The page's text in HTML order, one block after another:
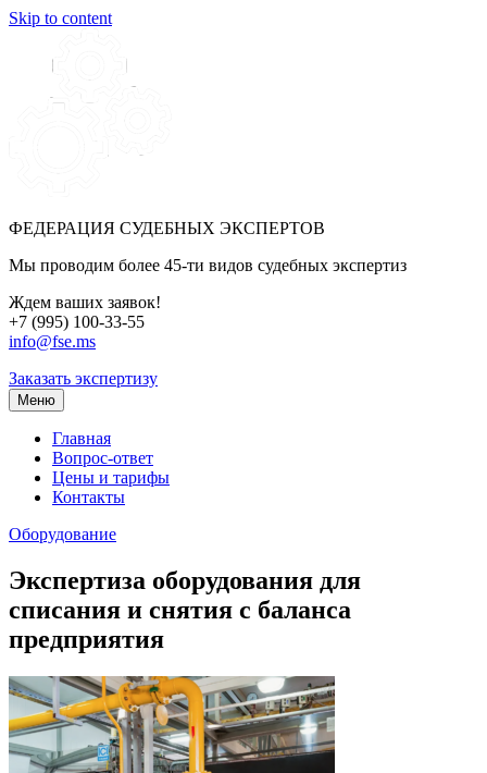
Skip to content
ФЕДЕРАЦИЯ СУДЕБНЫХ ЭКСПЕРТОВ
Мы проводим более 45-ти видов судебных экспертиз
Ждем ваших заявок!
+7 (995) 100-33-55
info@fse.ms
Заказать экспертизу
Меню
Главная
Вопрос-ответ
Цены и тарифы
Контакты
Оборудование
Экспертиза оборудования для
списания и снятия с баланса
предприятия